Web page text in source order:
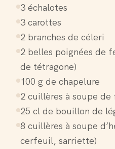
3 échalotes
3 carottes
2 branches de céleri
2 belles poignées de
de tétragone)
100 g de chapelure
2 cuillères à soupe de
25 cl de bouillon de
8 cuillères à soupe
cerfeuil, sarriette)